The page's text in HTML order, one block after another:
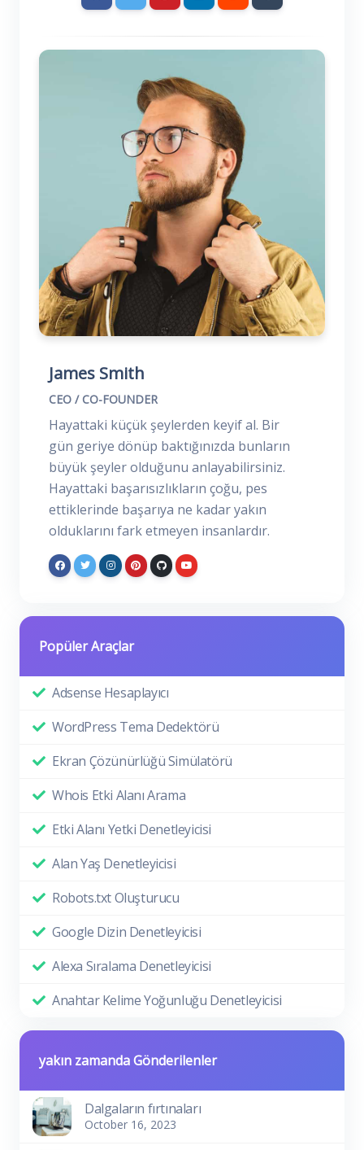
James Smith
CEO / CO-FOUNDER
Hayattaki küçük şeylerden keyif al. Bir
gün geriye dönüp baktığınızda bunların
büyük şeyler olduğunu anlayabilirsiniz.
Hayattaki başarısızlıkların çoğu, pes
ettiklerinde başarıya ne kadar yakın
olduklarını fark etmeyen insanlardır.
Popüler Araçlar
Adsense Hesaplayıcı
WordPress Tema Dedektörü
Ekran Çözünürlüğü Simülatörü
Whois Etki Alanı Arama
Etki Alanı Yetki Denetleyicisi
Alan Yaş Denetleyicisi
Robots.txt Oluşturucu
Google Dizin Denetleyicisi
Alexa Sıralama Denetleyicisi
Anahtar Kelime Yoğunluğu Denetleyicisi
yakın zamanda Gönderilenler
Dalgaların fırtınaları
October 16, 2023